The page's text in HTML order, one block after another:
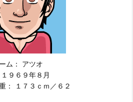
ム： アツオ
９６９年８月
： １７３ｃｍ／６２